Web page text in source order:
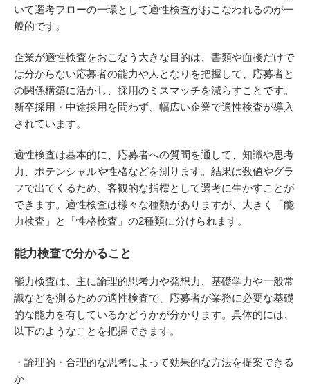
いて選考フローの一環として適性検査がおこなわれるのが一
般的です。
企業が適性検査をおこなう大きな目的は、書類や面接だけで
は分からない応募者の能力や人となりを把握して、応募者と
の関係構築に活かし、採用のミスマッチを減らすことです。
新卒採用・中途採用を問わず、幅広い企業で適性検査が導入
されています。
適性検査は基本的に、応募者への質問を通して、知識や思考
力、ポテンシャルや性格などを測ります。結果は数値やグラ
フで出てくるため、客観的な指標として選考に生かすことが
できます。適性検査は様々な種類がありますが、大きく「能
力検査」と「性格検査」の2種類に分けられます。
能力検査で分かること
能力検査は、主に論理的思考力や発想力、基礎学力や一般常
識などを測るための適性検査で、応募者が業務に必要な基礎
的な能力を有しているかどうかが分かります。具体的には、
以下のようなことを把握できます。
・論理的・合理的な思考によって効果的な方法を提案できる
か